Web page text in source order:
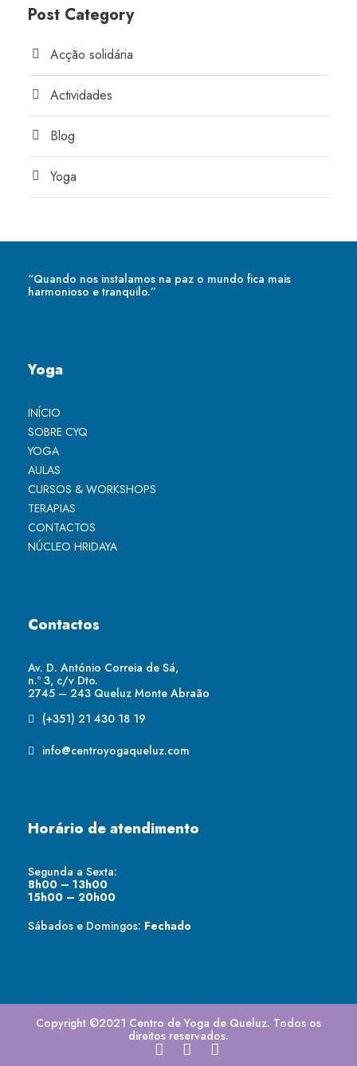
Post Category
Acção solidária
Actividades
Blog
Yoga
“Quando nos instalamos na paz o mundo fica mais
harmonioso e tranquilo.”
Yoga
INÍCIO
SOBRE CYQ
YOGA
AULAS
CURSOS & WORKSHOPS
TERAPIAS
CONTACTOS
NÚCLEO HRIDAYA
Contactos
Av. D. António Correia de Sá,
n.º 3, c/v Dto.
2745 – 243 Queluz Monte Abraão
(+351) 21 430 18 19
info@centroyogaqueluz.com
Horário de atendimento
Segunda a Sexta:
8h00 – 13h00
15h00 – 20h00
Sábados e Domingos: Fechado
Copyright ©2021 Centro de Yoga de Queluz. Todos os
direitos reservados.